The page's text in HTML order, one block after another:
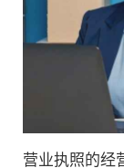
营业执照的经